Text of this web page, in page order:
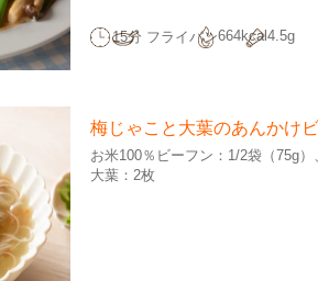
15分 フライパン664kcal4.5g
梅じゃこと大葉のあんかけ
お米100％ビーフン：1/2袋（75g）
大葉：2枚